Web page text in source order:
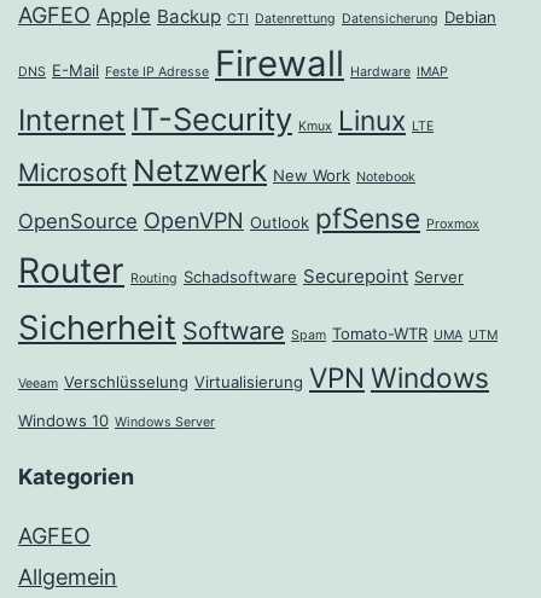
AGFEO Apple Backup CTI Datenrettung Datensicherung Debian
DNS E-Mail Feste IP Adresse Firewall Hardware IMAP
Internet IT-Security Kmux Linux LTE
Microsoft Netzwerk New Work Notebook
OpenSource OpenVPN Outlook pfSense Proxmox
Router Routing Schadsoftware Securepoint Server
Sicherheit Software Spam Tomato-WTR UMA UTM
Veeam Verschlüsselung Virtualisierung VPN Windows
Windows 10 Windows Server
Kategorien
AGFEO
Allgemein